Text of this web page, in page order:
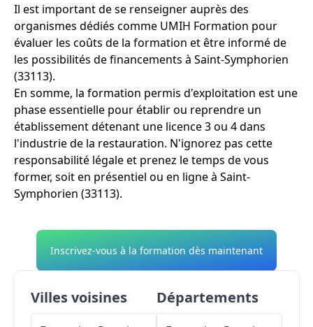
Il est important de se renseigner auprès des
organismes dédiés comme UMIH Formation pour
évaluer les coûts de la formation et être informé de
les possibilités de financements à Saint-Symphorien
(33113).
En somme, la formation permis d'exploitation est une
phase essentielle pour établir ou reprendre un
établissement détenant une licence 3 ou 4 dans
l'industrie de la restauration. N'ignorez pas cette
responsabilité légale et prenez le temps de vous
former, soit en présentiel ou en ligne à Saint-
Symphorien (33113).
Inscrivez-vous à la formation dès maintenant
Villes voisines Départements